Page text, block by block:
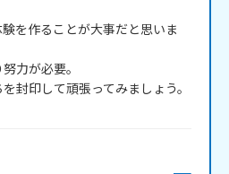
を作ることが大事だと思いま
力が必要。
封印して頑張ってみましょう。